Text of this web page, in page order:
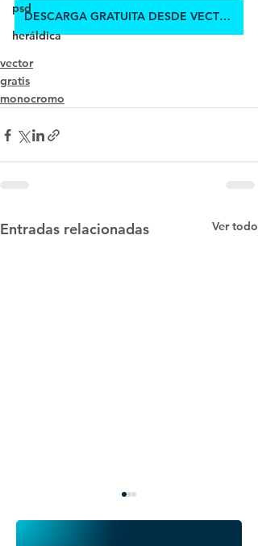
psd
heráldica
DESCARGA GRATUITA DESDE VECTEZZY.COM
vector
gratis
monocromo
Entradas relacionadas Ver todo